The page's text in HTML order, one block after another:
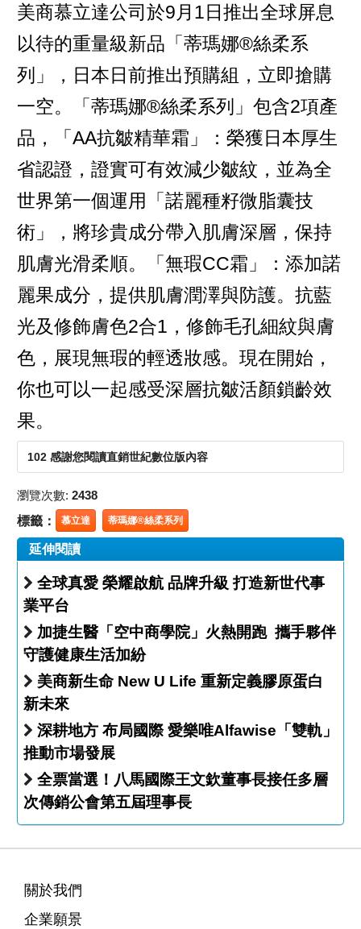
美商慕立達公司於9月1日推出全球屏息
以待的重量級新品「蒂瑪娜®絲柔系
列」，日本日前推出預購組，立即搶購
一空。「蒂瑪娜®絲柔系列」包含2項產
品，「AA抗皺精華霜」：榮獲日本厚生
省認證，證實可有效減少皺紋，並為全
世界第一個運用「諾麗種籽微脂囊技
術」，將珍貴成分帶入肌膚深層，保持
肌膚光滑柔順。「無瑕CC霜」：添加諾
麗果成分，提供肌膚潤澤與防護。抗藍
光及修飾膚色2合1，修飾毛孔細紋與膚
色，展現無瑕的輕透妝感。現在開始，
你也可以一起感受深層抗皺活顏鎖齡效
果。
102 感謝您閱讀直銷世紀數位版內容
瀏覽次數: 2438
標籤： 慕立達 蒂瑪娜®絲柔系列
延伸閱讀
全球真愛 榮耀啟航 品牌升級 打造新世代事
業平台
加捷生醫「空中商學院」火熱開跑 攜手夥伴
守護健康生活加紛
美商新生命 New U Life 重新定義膠原蛋白
新未來
深耕地方 布局國際 愛樂唯Alfawise「雙軌」
推動市場發展
全票當選！八馬國際王文欽董事長接任多層
次傳銷公會第五屆理事長
關於我們
企業願景